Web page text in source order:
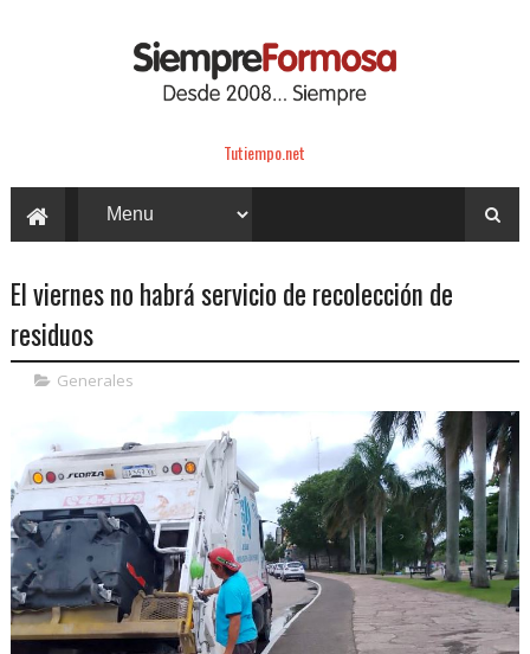
Tutiempo.net
El viernes no habrá servicio de recolección de
residuos
Generales